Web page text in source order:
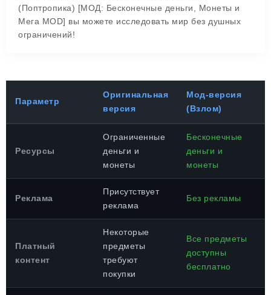
(Поптропика) [МОД: Бесконечные деньги, Монеты и
Мега MOD] вы можете исследовать мир без душных
ограничений!
Параметр
Оригинальная
версия
Мод-версия
(Взлом)
Ресурсы
Ограниченные
деньги и
монеты
Бесконечные
деньги и
монеты
Реклама
Присутствует
реклама
Без рекламы
Платный
контент
Некоторые
предметы
требуют
покупки
Все предметы
доступны
бесплатно